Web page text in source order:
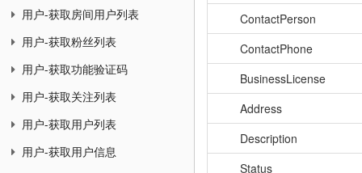
用户-获取房间用户列表
用户-获取粉丝列表
用户-获取功能验证码
用户-获取关注列表
用户-获取用户列表
用户-获取用户信息
ContactPerson
ContactPhone
BusinessLicense
Address
Description
Status